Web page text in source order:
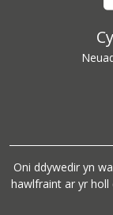
Cyngor Sir
Ceredigion County
Oni ddywedir yn
hawlfraint ar yr